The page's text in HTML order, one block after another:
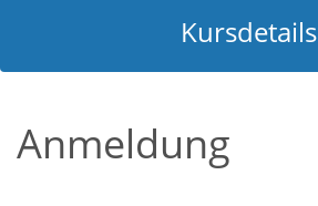
Kursdetails
Anmeldung